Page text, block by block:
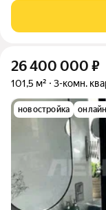
масштаб, тишина,
настоящего дома
26 400 000 ₽
101,5 м² 3-комн.
новостройка